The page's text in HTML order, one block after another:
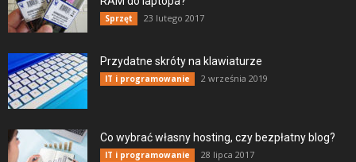
Sprzęt 23 lutego 2017
Przydatne skróty na klawiaturze
IT i programowanie 2 września 2019
Co wybrać własny hosting, czy bezpłatny blog?
IT i programowanie 28 lipca 2017